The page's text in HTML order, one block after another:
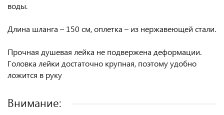
воды.
Длина шланга – 150 см, оплетка – из нержавеющей стали.
Прочная душевая лейка не подвержена деформации.
Головка лейки достаточно крупная, поэтому удобно
ложится в руку
Внимание: